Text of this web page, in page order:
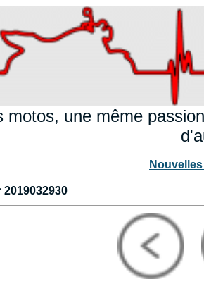
motos, une même